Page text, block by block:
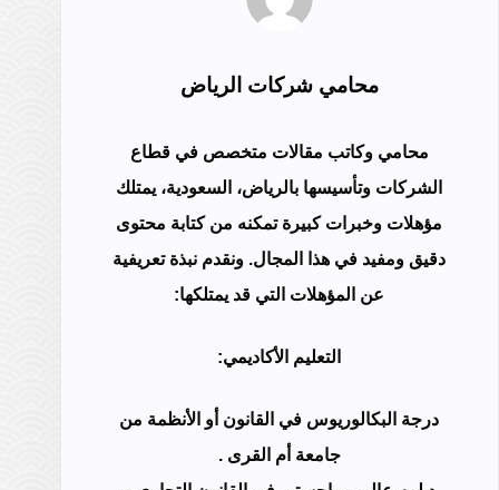
محامي شركات الرياض
محامي وكاتب مقالات متخصص في قطاع
الشركات وتأسيسها بالرياض، السعودية، يمتلك
مؤهلات وخبرات كبيرة تمكنه من كتابة محتوى
دقيق ومفيد في هذا المجال. ونقدم نبذة تعريفية
عن المؤهلات التي قد يمتلكها:
التعليم الأكاديمي:
درجة البكالوريوس في القانون أو الأنظمة من
جامعة أم القرى .